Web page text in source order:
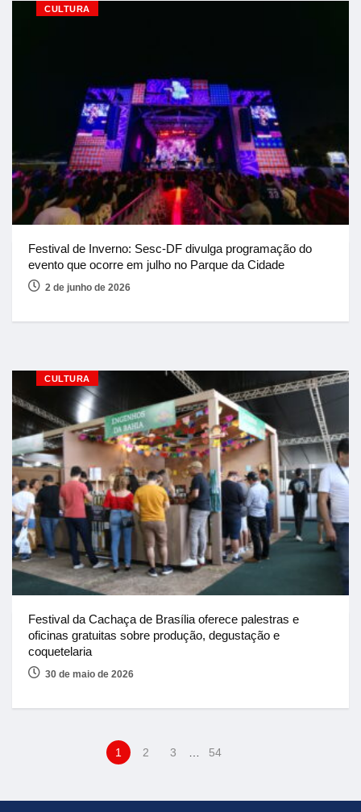
CULTURA
Festival de Inverno: Sesc-DF divulga programação do
evento que ocorre em julho no Parque da Cidade
2 de junho de 2026
CULTURA
Festival da Cachaça de Brasília oferece palestras e
oficinas gratuitas sobre produção, degustação e
coquetelaria
30 de maio de 2026
1 2 3 54